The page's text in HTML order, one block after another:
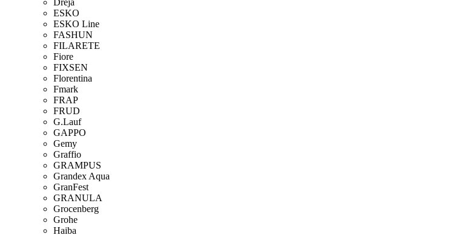
Dreja
ESKO
ESKO Line
FASHUN
FILARETE
Fiore
FIXSEN
Florentina
Fmark
FRAP
FRUD
G.Lauf
GAPPO
Gemy
Graffio
GRAMPUS
Grandex Aqua
GranFest
GRANULA
Grocenberg
Grohe
Haiba